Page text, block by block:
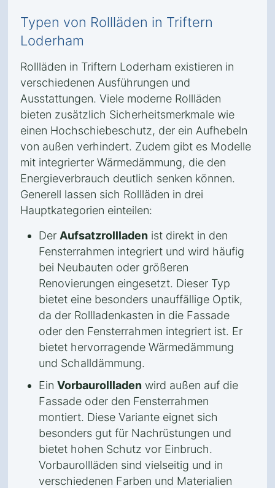
Typen von Rollläden in Triftern
Loderham
Rollläden in Triftern Loderham existieren in
verschiedenen Ausführungen und
Ausstattungen. Viele moderne Rollläden
bieten zusätzlich Sicherheitsmerkmale wie
einen Hochschiebeschutz, der ein Aufhebeln
von außen verhindert. Zudem gibt es Modelle
mit integrierter Wärmedämmung, die den
Energieverbrauch deutlich senken können.
Generell lassen sich Rollläden in drei
Hauptkategorien einteilen:
Der Aufsatzrollladen ist direkt in den
Fensterrahmen integriert und wird häufig
bei Neubauten oder größeren
Renovierungen eingesetzt. Dieser Typ
bietet eine besonders unauffällige Optik,
da der Rollladenkasten in die Fassade
oder den Fensterrahmen integriert ist. Er
bietet hervorragende Wärmedämmung
und Schalldämmung.
Ein Vorbaurollladen wird außen auf die
Fassade oder den Fensterrahmen
montiert. Diese Variante eignet sich
besonders gut für Nachrüstungen und
bietet hohen Schutz vor Einbruch.
Vorbaurollläden sind vielseitig und in
verschiedenen Farben und Materialien